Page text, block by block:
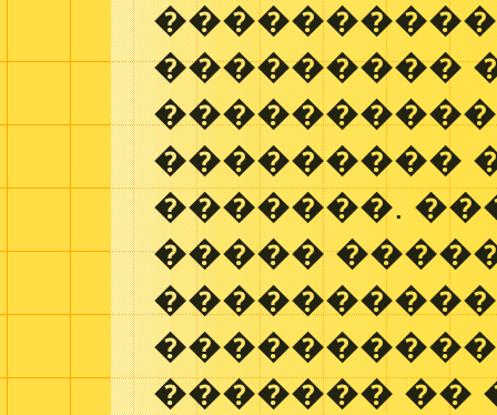
���������
���������
�������.
�����
������� ��